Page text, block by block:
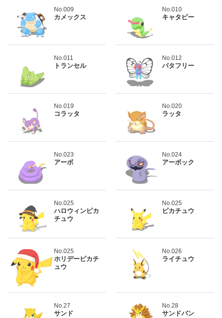
No.009
カメックス
No.010
キャタピー
No.011
トランセル
No.012
バタフリー
No.019
コラッタ
No.020
ラッタ
No.023
アーボ
No.024
アーボック
No.025
ハロウィンピカ
チュウ
No.025
ピカチュウ
No.025
ホリデーピカチ
ュウ
No.026
ライチュウ
No.27
サンド
No.28
サンドパン